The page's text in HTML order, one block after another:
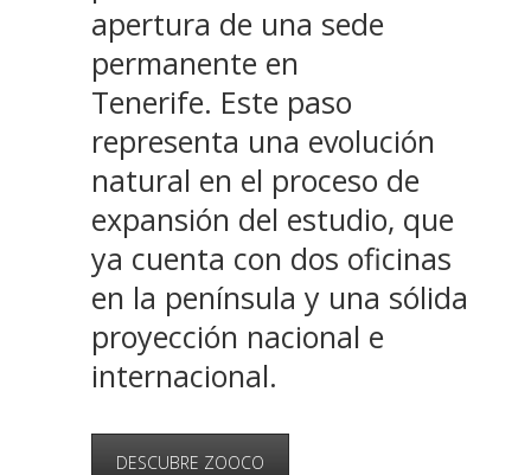
apertura de una sede
permanente en
Tenerife. Este paso
representa una evolución
natural en el proceso de
expansión del estudio, que
ya cuenta con dos oficinas
en la península y una sólida
proyección nacional e
internacional.
DESCUBRE ZOOCO